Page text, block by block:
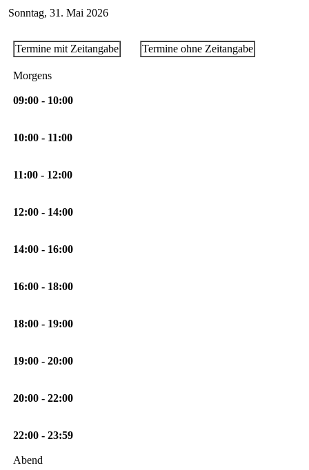
Sonntag, 31. Mai 2026
Termine mit Zeitangabe
Morgens
09:00 - 10:00
10:00 - 11:00
11:00 - 12:00
12:00 - 14:00
14:00 - 16:00
16:00 - 18:00
18:00 - 19:00
19:00 - 20:00
20:00 - 22:00
22:00 - 23:59
Abend
Termine ohne Zeitangabe